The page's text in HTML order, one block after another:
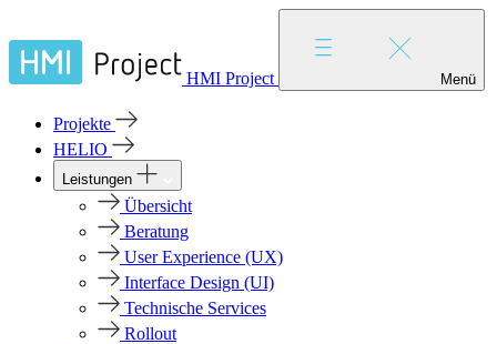
HMI Project Menü
Projekte
HELIO
Leistungen
Übersicht
Beratung
User Experience (UX)
Interface Design (UI)
Technische Services
Rollout